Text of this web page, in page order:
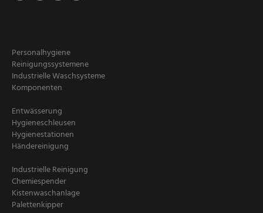
Personalhygiene
Reinigungssystemene
Industrielle Waschsysteme
Komponenten
Entwässerung
Hygieneschleusen
Hygienestationen
Händereinigung
Industrielle Reinigung
Chemiespender
Kistenwaschanlage
Palettenkipper